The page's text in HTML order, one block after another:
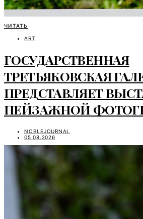
ЧИТАТЬ
ART
ГОСУДАРСТВЕННАЯ
ТРЕТЬЯКОВСКАЯ
ПРЕДСТАВЛЯЕТ
ПЕЙЗАЖНОЙ
NOBLEJOURNAL
05.08.2026